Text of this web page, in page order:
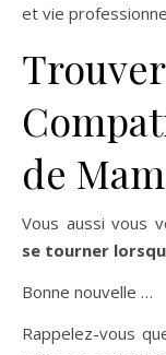
et vie
de
Vous aussi vous
se tourner
Bonne nouvelle …
Rappelez-vous